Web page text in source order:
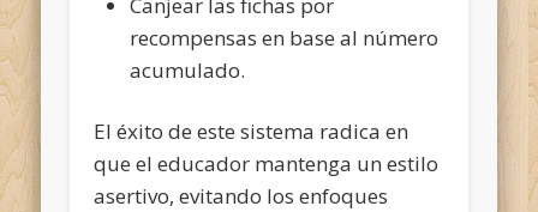
recompensas en base al número
acumulado.
El éxito de este sistema radica en
que el educador mantenga un estilo
asertivo, evitando los enfoques